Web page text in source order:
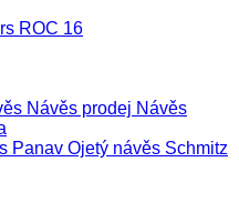
ROC 16
Návěs prodej Návěs
Panav Ojetý návěs Schmitz